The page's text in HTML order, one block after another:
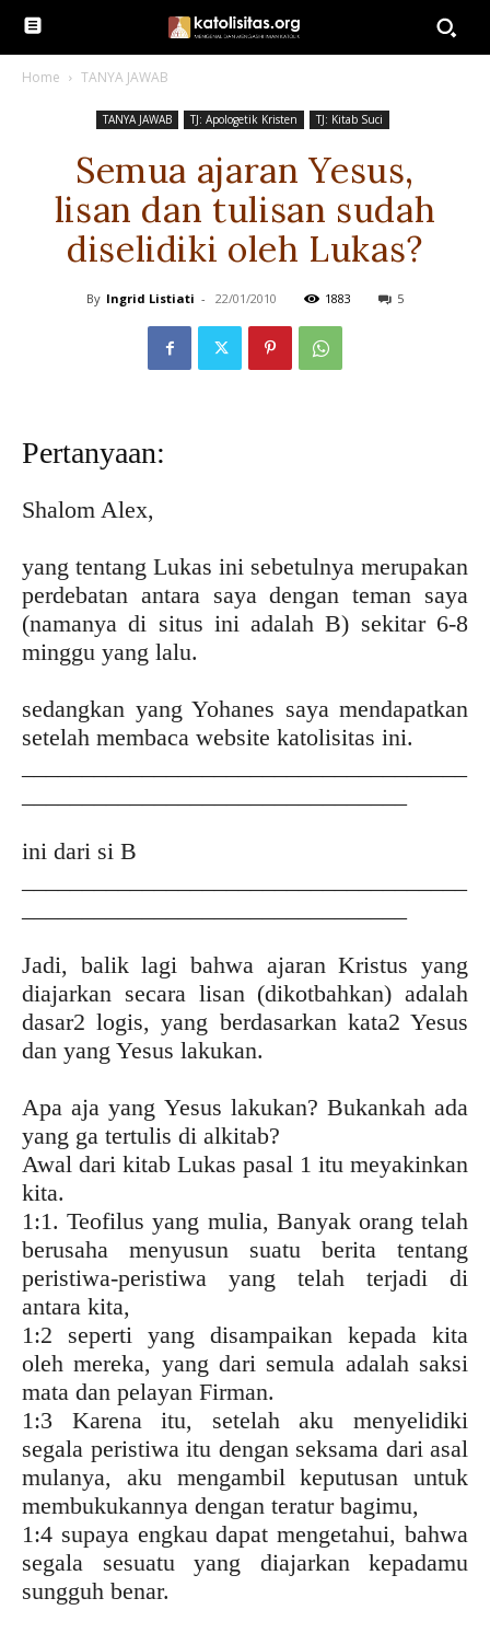
Home TANYA JAWAB
TANYA JAWAB TJ: Apologetik Kristen TJ: Kitab Suci
Semua ajaran Yesus,
lisan dan tulisan sudah
diselidiki oleh Lukas?
By Ingrid Listiati - 22/01/2010 1883 5
Pertanyaan:
Shalom Alex,
yang tentang Lukas ini sebetulnya merupakan
perdebatan antara saya dengan teman saya
(namanya di situs ini adalah B) sekitar 6-8
minggu yang lalu.
sedangkan yang Yohanes saya mendapatkan
setelah membaca website katolisitas ini.
ini dari si B
Jadi, balik lagi bahwa ajaran Kristus yang
diajarkan secara lisan (dikotbahkan) adalah
dasar2 logis, yang berdasarkan kata2 Yesus
dan yang Yesus lakukan.
Apa aja yang Yesus lakukan? Bukankah ada
yang ga tertulis di alkitab?
Awal dari kitab Lukas pasal 1 itu meyakinkan
kita.
1:1. Teofilus yang mulia, Banyak orang telah
berusaha menyusun suatu berita tentang
peristiwa-peristiwa yang telah terjadi di
antara kita,
1:2 seperti yang disampaikan kepada kita
oleh mereka, yang dari semula adalah saksi
mata dan pelayan Firman.
1:3 Karena itu, setelah aku menyelidiki
segala peristiwa itu dengan seksama dari asal
mulanya, aku mengambil keputusan untuk
membukukannya dengan teratur bagimu,
1:4 supaya engkau dapat mengetahui, bahwa
segala sesuatu yang diajarkan kepadamu
sungguh benar.